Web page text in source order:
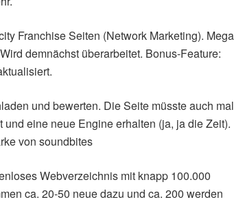
Franchise Seiten (Network Marketing). Mega
demnächst überarbeitet. Bonus-Feature:
und bewerten. Die Seite müsste auch mal
eine neue Engine erhalten (ja, ja die Zeit).
von soundbites
Webverzeichnis mit knapp 100.000
ca. 20-50 neue dazu und ca. 200 werden